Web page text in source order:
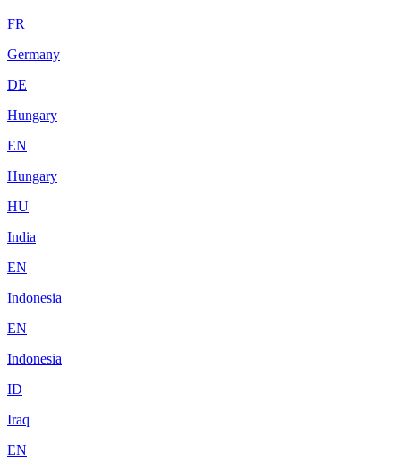
FR
Germany
DE
Hungary
EN
Hungary
HU
India
EN
Indonesia
EN
Indonesia
ID
Iraq
EN